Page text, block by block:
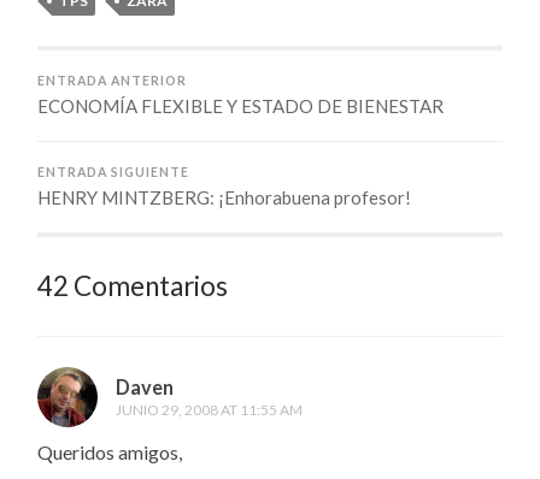
ENTRADA ANTERIOR
ECONOMÍA FLEXIBLE Y ESTADO DE BIENESTAR
ENTRADA SIGUIENTE
HENRY MINTZBERG: ¡Enhorabuena profesor!
42 Comentarios
Daven
JUNIO 29, 2008 AT 11:55 AM
Queridos amigos,